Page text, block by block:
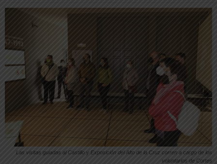
Las visitas guiadas al Castillo y Exposición del Alto de la Cruz corren a cargo de los
voluntarios de Cortes